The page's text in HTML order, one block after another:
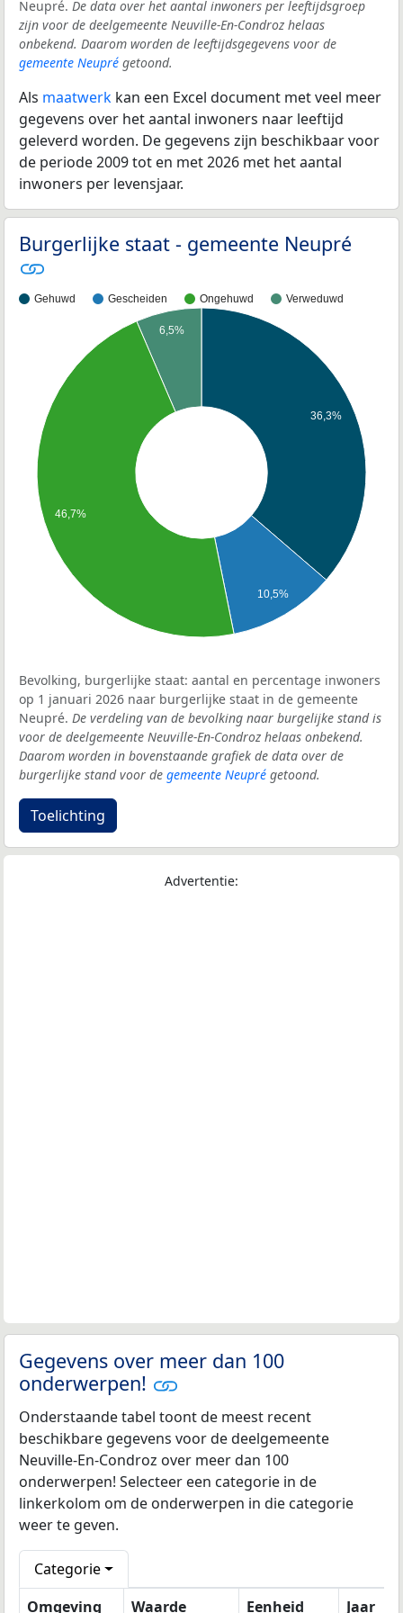
Neupré. De data over het aantal inwoners per leeftijdsgroep
zijn voor de deelgemeente Neuville-En-Condroz helaas
onbekend. Daarom worden de leeftijdsgegevens voor de
gemeente Neupré getoond.
Als maatwerk kan een Excel document met veel meer
gegevens over het aantal inwoners naar leeftijd
geleverd worden. De gegevens zijn beschikbaar voor
de periode 2009 tot en met 2026 met het aantal
inwoners per levensjaar.
Burgerlijke staat - gemeente Neupré
Gehuwd Gescheiden Ongehuwd Verweduwd
36,3%
10,5%
6,5%
46,7%
Bevolking, burgerlijke staat: aantal en percentage inwoners
op 1 januari 2026 naar burgerlijke staat in de gemeente
Neupré. De verdeling van de bevolking naar burgelijke stand is
voor de deelgemeente Neuville-En-Condroz helaas onbekend.
Daarom worden in bovenstaande grafiek de data over de
burgerlijke stand voor de gemeente Neupré getoond.
Toelichting
Advertentie:
Gegevens over meer dan 100
onderwerpen!
Onderstaande tabel toont de meest recent
beschikbare gegevens voor de deelgemeente
Neuville-En-Condroz over meer dan 100
onderwerpen! Selecteer een categorie in de
linkerkolom om de onderwerpen in die categorie
weer te geven.
Categorie
Omgeving
Waarde Eenheid Jaar